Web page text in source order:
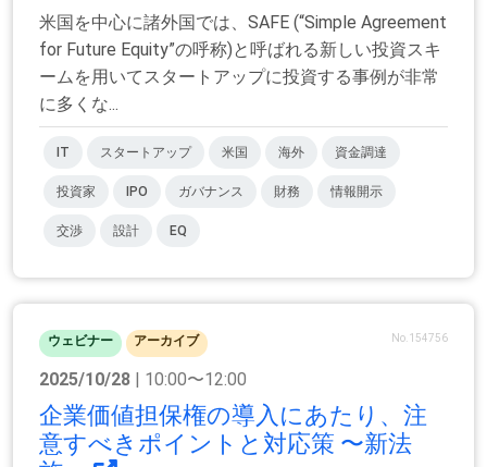
米国を中心に諸外国では、SAFE (“Simple Agreement
for Future Equity”の呼称)と呼ばれる新しい投資スキ
ームを用いてスタートアップに投資する事例が非常
に多くな...
IT スタートアップ 米国 海外 資金調達
投資家 IPO ガバナンス 財務 情報開示
交渉 設計 EQ
ウェビナー アーカイブ No.154756
2025/10/28 | 10:00〜12:00
企業価値担保権の導入にあたり、注
意すべきポイントと対応策 〜新法